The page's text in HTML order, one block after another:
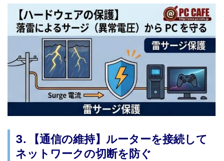
3. 【通信の維持】ルーターを接続して
ネットワークの切断を防ぐ